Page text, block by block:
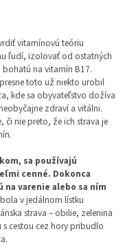
vitamínovú teóriu
ľudí, izolovať od ostatných
na vitamín B17.
toto už niekto urobil
kde sa obyvateľstvo dožíva
zdraví a vitálni.
či nie preto, že ich strava je
sa používajú
cenné. Dokonca
varenie alebo sa ním
v jedálnom lístku
strava – obilie, zelenina
cestou cez hory pribudlo